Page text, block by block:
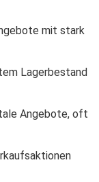
mit stark
Lagerbestand
Angebote, oft